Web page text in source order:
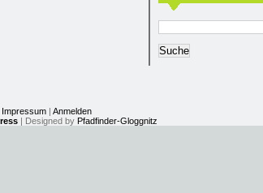
Impressum| Anmelden
| Designed by Pfadfinder-Gloggnitz